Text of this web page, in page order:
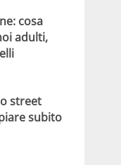
cosa
adulti,
street
subito